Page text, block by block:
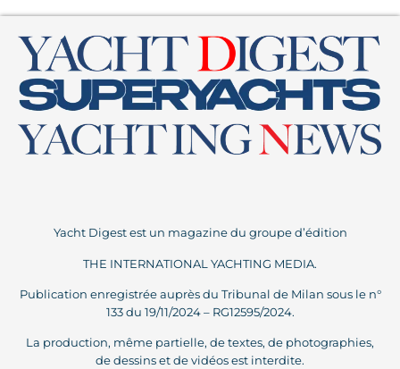
Yacht Digest est un magazine du groupe d’édition
THE INTERNATIONAL YACHTING MEDIA.
Publication enregistrée auprès du Tribunal de Milan sous le n°
133 du 19/11/2024 – RG12595/2024.
La production, même partielle, de textes, de photographies,
de dessins et de vidéos est interdite.